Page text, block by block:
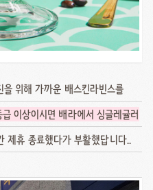
위해 가까운 배스킨라빈스를
이상이시면 배라에서 싱글레귤러
제휴 종료했다가 부활했답니다..